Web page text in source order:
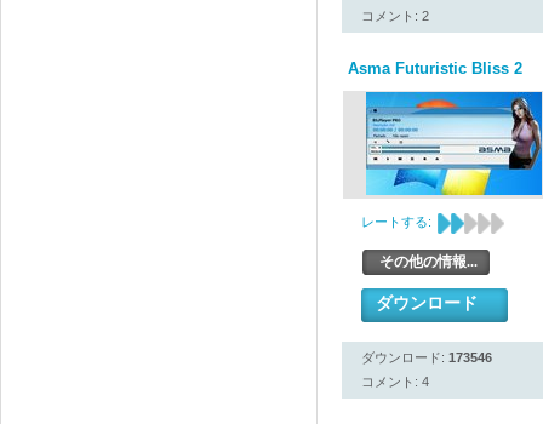
コメント: 2
Asma Futuristic Bliss 2
レートする:
その他の情報...
ダウンロード
ダウンロード: 173546
コメント: 4